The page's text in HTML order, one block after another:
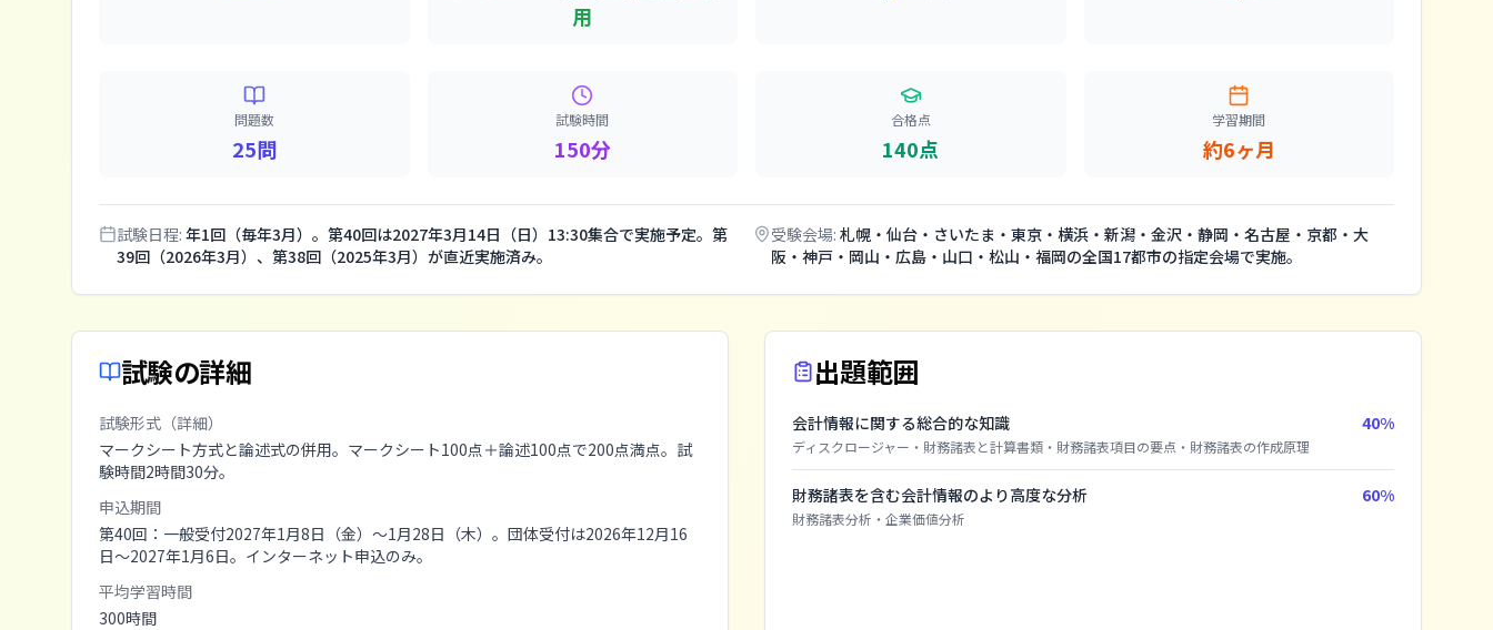
用
問題数
25問
試験時間
150分
合格点
140点
学習期間
約6ヶ月
試験日程: 年1回（毎年3月）。第40回は2027年3月14日（日）13:30集合で実施予定。第
39回（2026年3月）、第38回（2025年3月）が直近実施済み。
受験会場: 札幌・仙台・さいたま・東京・横浜・新潟・金沢・静岡・名古屋・京都・大
阪・神戸・岡山・広島・山口・松山・福岡の全国17都市の指定会場で実施。
試験の詳細
試験形式（詳細）
マークシート方式と論述式の併用。マークシート100点＋論述100点で200点満点。試
験時間2時間30分。
申込期間
第40回：一般受付2027年1月8日（金）〜1月28日（木）。団体受付は2026年12月16
日〜2027年1月6日。インターネット申込のみ。
平均学習時間
300時間
出題範囲
会計情報に関する総合的な知識 40%
ディスクロージャー ・ 財務諸表と計算書類 ・ 財務諸表項目の要点 ・ 財務諸表の作成原理
財務諸表を含む会計情報のより高度な分析 60%
財務諸表分析 ・ 企業価値分析